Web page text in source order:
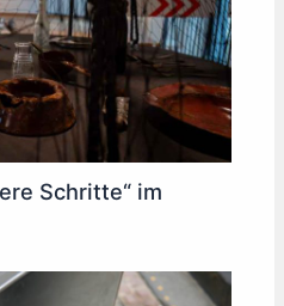
Schritte“ im